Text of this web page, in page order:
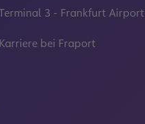
3 - Frankfurt Airport
Karriere bei Fraport